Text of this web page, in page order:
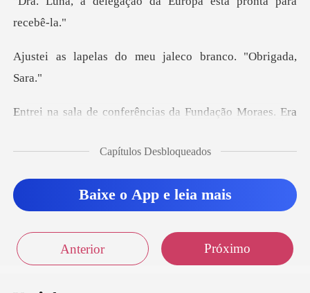
Histórico
Baixar App
do meu jaleco branc
undação Moraes. Era
que não se deu
Capítulos Desbloqueados
Baixe o App e leia mais
Anterior Próximo